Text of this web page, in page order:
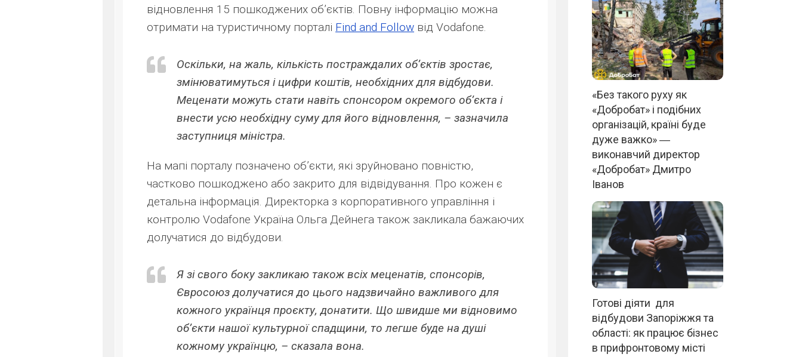
відновлення 15 пошкоджених об’єктів. Повну інформацію можна
отримати на туристичному порталі Find and Follow від Vodafone.
Оскільки, на жаль, кількість постраждалих об’єктів зростає,
змінюватимуться і цифри коштів, необхідних для відбудови.
Меценати можуть стати навіть спонсором окремого об’єкта і
внести усю необхідну суму для його відновлення, – зазначила
заступниця міністра.
На мапі порталу позначено об’єкти, які зруйновано повністю,
частково пошкоджено або закрито для відвідування. Про кожен є
детальна інформація. Директорка з корпоративного управління і
контролю Vodafone Україна Ольга Дейнега також закликала бажаючих
долучатися до відбудови.
Я зі свого боку закликаю також всіх меценатів, спонсорів,
Євросоюз долучатися до цього надзвичайно важливого для
кожного українця проєкту, донатити. Що швидше ми відновимо
об’єкти нашої культурної спадщини, то легше буде на душі
кожному українцю, – сказала вона.
«Без такого руху як
«Добробат» і подібних
організацій, країні буде
дуже важко» ―
виконавчий директор
«Добробат» Дмитро
Іванов
Готові діяти для
відбудови Запоріжжя та
області: як працює бізнес
в прифронтовому місті